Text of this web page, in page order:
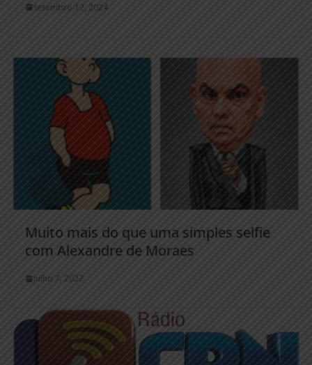
setembro 12, 2024
Muito mais do que uma simples selfie
com Alexandre de Moraes
julho 7, 2022